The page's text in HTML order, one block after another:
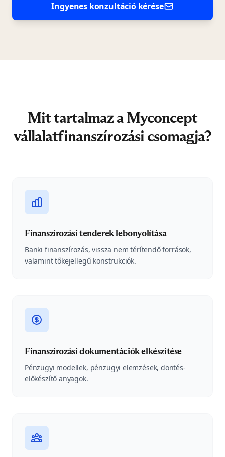
Ingyenes konzultáció kérése
Mit tartalmaz a Myconcept
vállalatfinanszírozási csomagja?
Finanszírozási tenderek lebonyolítása
Banki finanszírozás, vissza nem térítendő források,
valamint tőkejellegű konstrukciók.
Finanszírozási dokumentációk elkészítése
Pénzügyi modellek, pénzügyi elemzések, döntés-
előkészítő anyagok.